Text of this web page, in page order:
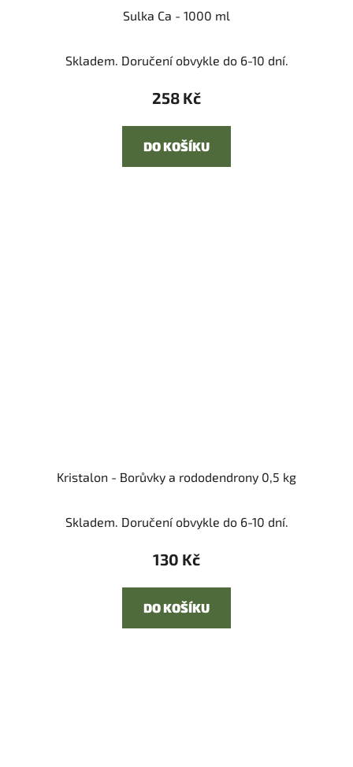
Sulka Ca - 1000 ml
Skladem. Doručení obvykle do 6-10 dní.
258 Kč
DO KOŠÍKU
Kristalon - Borůvky a rododendrony 0,5 kg
Skladem. Doručení obvykle do 6-10 dní.
130 Kč
DO KOŠÍKU